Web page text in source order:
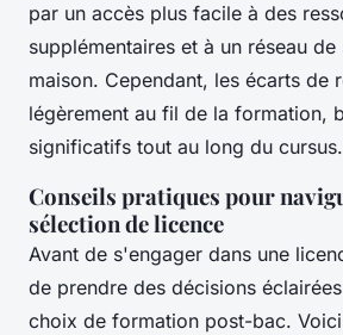
par un accès plus facile à des
supplémentaires et à un réseau
maison. Cependant, les écarts de
légèrement au fil de la formation,
significatifs tout au long du cursus.
Conseils pratiques pour
sélection de licence
Avant de s'engager dans une
de prendre des décisions
choix de formation post-bac.